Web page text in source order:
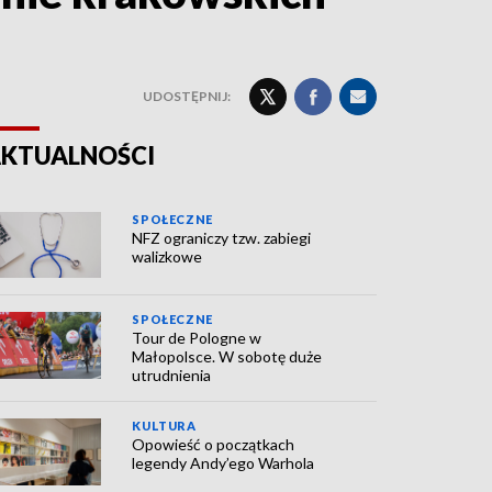
UDOSTĘPNIJ:
SPOŁECZNE
NFZ ograniczy tzw. zabiegi
walizkowe
SPOŁECZNE
Tour de Pologne w
Małopolsce. W sobotę duże
utrudnienia
KULTURA
Opowieść o początkach
legendy Andy’ego Warhola